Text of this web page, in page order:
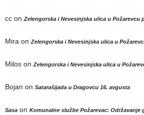
cc on Zelengorska i Nevesinjska ulica u Požarevcu
Mira on Zelengorska i Nevesinjska ulica u
Milos on Zelengorska i Nevesinjska ulica u
Bojan on Satarašijada u Dragovcu 16. avgusta
Sasa on Komunalne službe Požarevac: Održavanje